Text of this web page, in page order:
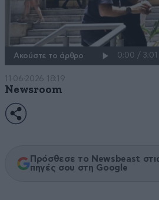
Ακούστε το άρθρο
11·06·2026 18:19
Newsroom
Πρόσθεσε το Newsbeast
πηγές σου στη Google